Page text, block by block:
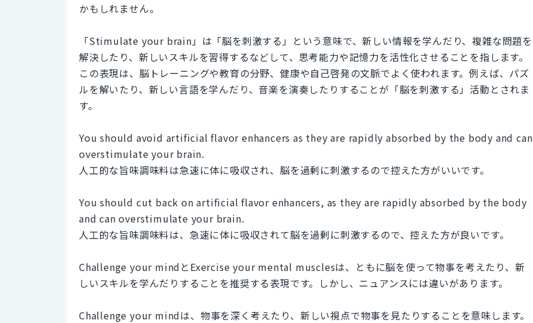
かもしれません。
「Stimulate your brain」は「脳を刺激する」という意味で、新しい情報を学んだり、複雑な問題を
解決したり、新しいスキルを習得するなどして、思考能力や記憶力を活性化させることを指します。
この表現は、脳トレーニングや教育の分野、健康や自己啓発の文脈でよく使われます。例えば、パズ
ルを解いたり、新しい言語を学んだり、音楽を演奏したりすることが「脳を刺激する」活動とされま
す。
You should avoid artificial flavor enhancers as they are rapidly absorbed by the body and can
overstimulate your brain.
人工的な旨味調味料は急速に体に吸収され、脳を過剰に刺激するので控えた方がいいです。
You should cut back on artificial flavor enhancers, as they are rapidly absorbed by the body
and can overstimulate your brain.
人工的な旨味調味料は、急速に体に吸収されて脳を過剰に刺激するので、控えた方が良いです。
Challenge your mindとExercise your mental musclesは、ともに脳を使って物事を考えたり、新
しいスキルを学んだりすることを推奨する表現です。しかし、ニュアンスには違いがあります。
Challenge your mindは、物事を深く考えたり、新しい視点で物事を見たりすることを意味します。